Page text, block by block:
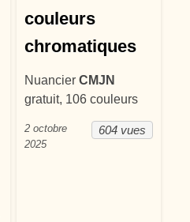
couleurs
chromatiques
Nuancier CMJN
gratuit, 106 couleurs
604 vues
2 octobre
2025